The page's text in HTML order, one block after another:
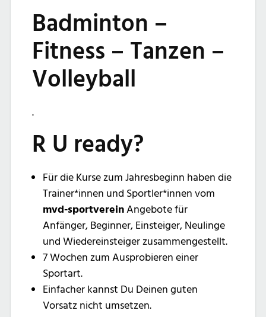
Badminton –
Fitness – Tanzen –
Volleyball
.
R U ready?
Für die Kurse zum Jahresbeginn haben die
Trainer*innen und Sportler*innen vom
mvd-sportvereinAngebote für
Anfänger, Beginner, Einsteiger, Neulinge
und Wiedereinsteiger zusammengestellt.
7 Wochen zum Ausprobieren einer
Sportart.
Einfacher kannst Du Deinen guten
Vorsatz nicht umsetzen.